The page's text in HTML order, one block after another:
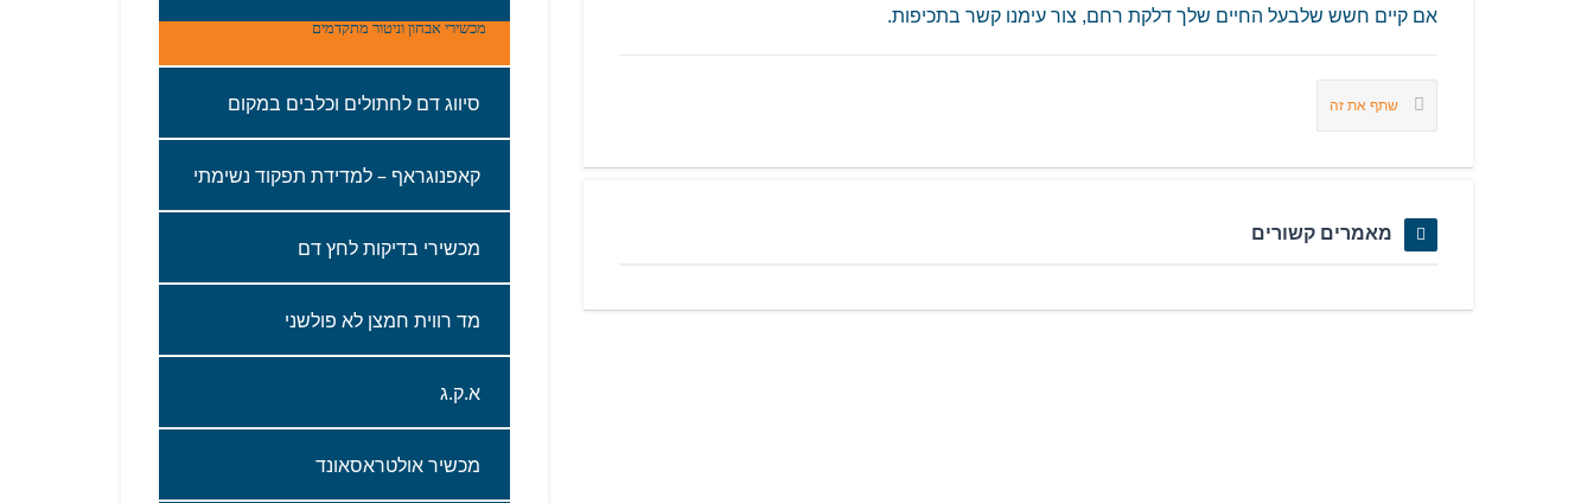
אם קיים חשש שלבעל החיים שלך דלקת רחם, צור עימנו קשר בתכיפות.
שתף את זה
מאמרים קשורים
מכשירי אבחון‭ ‬וניטור‭ ‬מתקדמים‭‬
סיווג‭ ‬דם‭ ‬לחתולים‭ ‬וכלבים‭ ‬במקום
קאפנוגראף‭ – ‬למדידת‭ ‬תפקוד‭ ‬נשימתי
‬מכשירי‭ ‬בדיקות‭ ‬לחץ‭ ‬דם‭ ‬
מד‭ ‬רווית‭ ‬חמצן‭ ‬לא‭ ‬פולשני‭ ‬
א‭.‬ק‭.‬ג
מכשיר‭ ‬אולטראסאונד